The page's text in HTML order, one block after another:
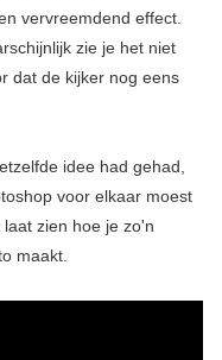
vervreemdend effect.
zie je het niet
dat de kijker nog eens
idee had gehad,
voor elkaar moest
zien hoe je zo'n
maakt.